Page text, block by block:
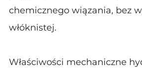
chemicznego wiązania, bez
włóknistej.
Właściwości mechaniczne